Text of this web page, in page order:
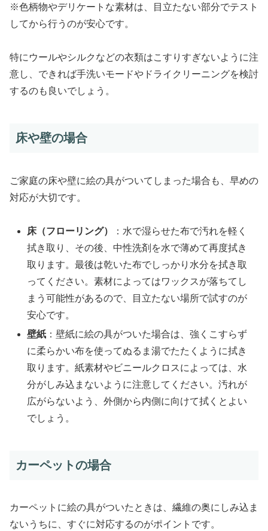
※色柄物やデリケートな素材は、目立たない部分でテスト
してから行うのが安心です。
特にウールやシルクなどの衣類はこすりすぎないように注
意し、できれば手洗いモードやドライクリーニングを検討
するのも良いでしょう。
床や壁の場合
ご家庭の床や壁に絵の具がついてしまった場合も、早めの
対応が大切です。
床（フローリング）
：水で湿らせた布で汚れを軽く
拭き取り、その後、中性洗剤を水で薄めて再度拭き
取ります。最後は乾いた布でしっかり水分を拭き取
ってください。素材によってはワックスが落ちてし
まう可能性があるので、目立たない場所で試すのが
安心です。
壁紙 ：壁紙に絵の具がついた場合は、強くこすらず
に柔らかい布を使ってぬるま湯でたたくように拭き
取ります。紙素材やビニールクロスによっては、水
分がしみ込まないように注意してください。汚れが
広がらないよう、外側から内側に向けて拭くとよい
でしょう。
カーペットの場合
カーペットに絵の具がついたときは、繊維の奥にしみ込ま
ないうちに、すぐに対応するのがポイントです。